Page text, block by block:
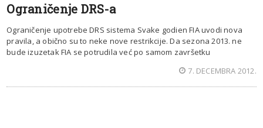
Ograničenje DRS-a
Ograničenje upotrebe DRS sistema Svake godien FIA uvodi nova
pravila, a obično su to neke nove restrikcije. Da sezona 2013. ne
bude izuzetak FIA se potrudila već po samom završetku
7. DECEMBRA 2012.